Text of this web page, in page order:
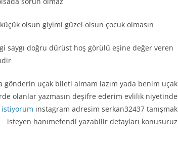
küçük olsun giyimi güzel olsun çocuk olmasın
saygı doğru dürüst hoş görülü eşine değer veren
uçak bileti almam lazım yada benim uçak
olanlar yazmasın deşifre ederim evlilik niyetinde
ınstagram adresim serkan32437 tanışmak
isteyen hanımefendi yazabilir detayları konusuruz